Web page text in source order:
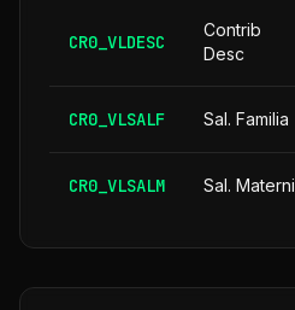
CR0_VLDESC
Contrib
Desc
CR0_VLSALF Sal. Familia
CR0_VLSALM Sal. Materni